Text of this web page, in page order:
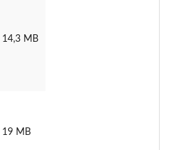
14,3 MB
19 MB